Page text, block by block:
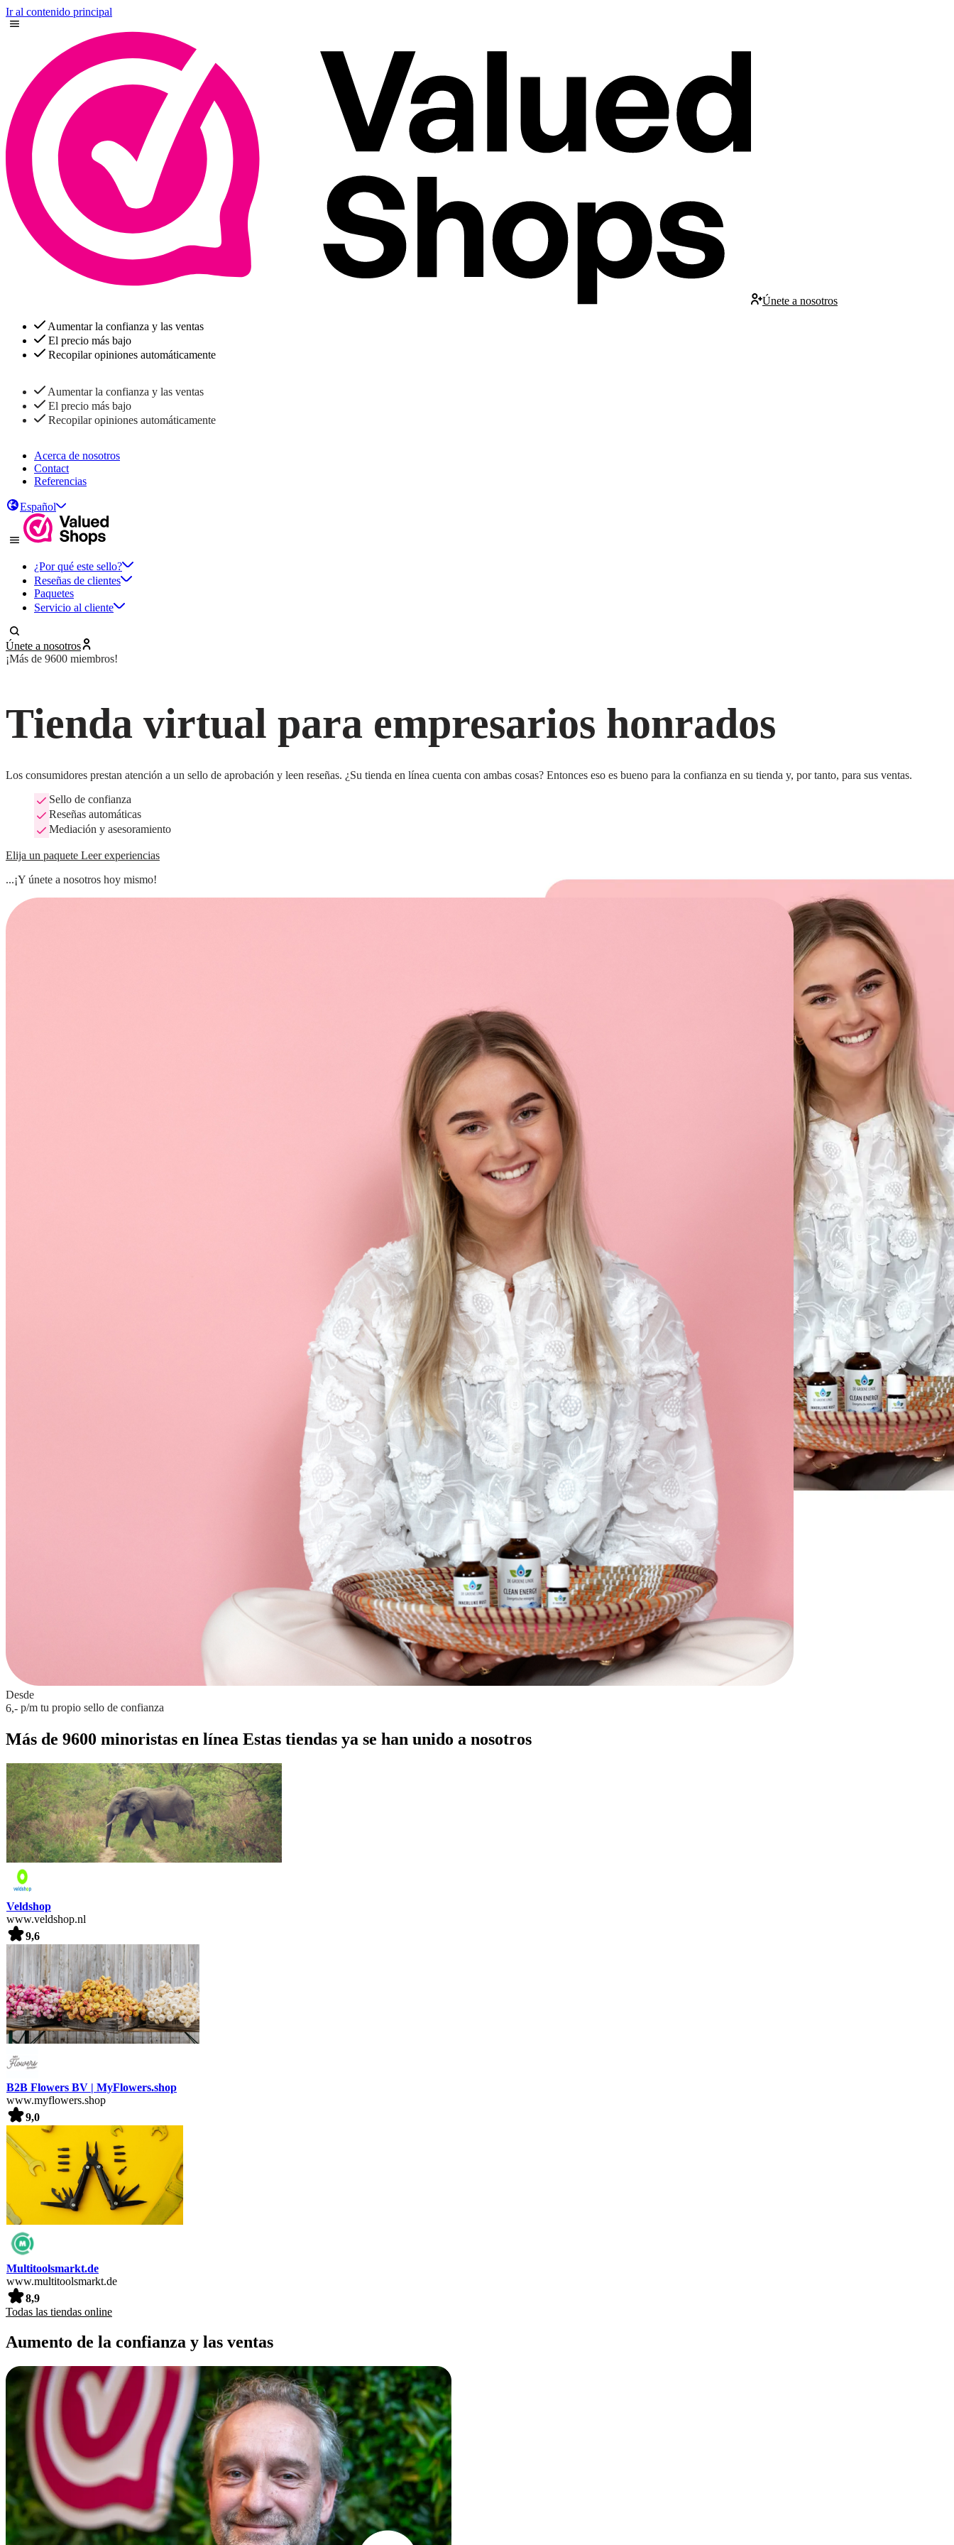
Ir al contenido principal
Únete a nosotros
Aumentar la confianza y las ventas
El precio más bajo
Recopilar opiniones automáticamente
Aumentar la confianza y las ventas
El precio más bajo
Recopilar opiniones automáticamente
Acerca de nosotros
Contact
Referencias
Español
¿Por qué este sello?
Reseñas de clientes
Paquetes
Servicio al cliente
Únete a nosotros
¡Más de 9600 miembros!
Tienda virtual para empresarios honrados
Los consumidores prestan atención a un sello de aprobación y leen reseñas. ¿Su tienda en línea cuenta con ambas cosas? Entonces eso es bueno para la confianza en su tienda y, por tanto, para sus ventas.
Sello de confianza
Reseñas automáticas
Mediación y asesoramiento
Elija un paquete Leer experiencias
...¡Y únete a nosotros hoy mismo!
Desde
6,- p/m tu propio sello de confianza
Más de 9600 minoristas en línea Estas tiendas ya se han unido a nosotros
Veldshop
www.veldshop.nl
9,6
B2B Flowers BV | MyFlowers.shop
www.myflowers.shop
9,0
Multitoolsmarkt.de
www.multitoolsmarkt.de
8,9
Todas las tiendas online
Aumento de la confianza y las ventas